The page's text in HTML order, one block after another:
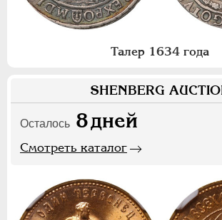
Талер 1634 года
SHENBERG
Осталось 8дней
Смотреть каталог